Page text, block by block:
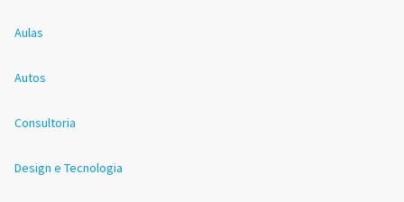
Aulas
Autos
Consultoria
Design e Tecnologia